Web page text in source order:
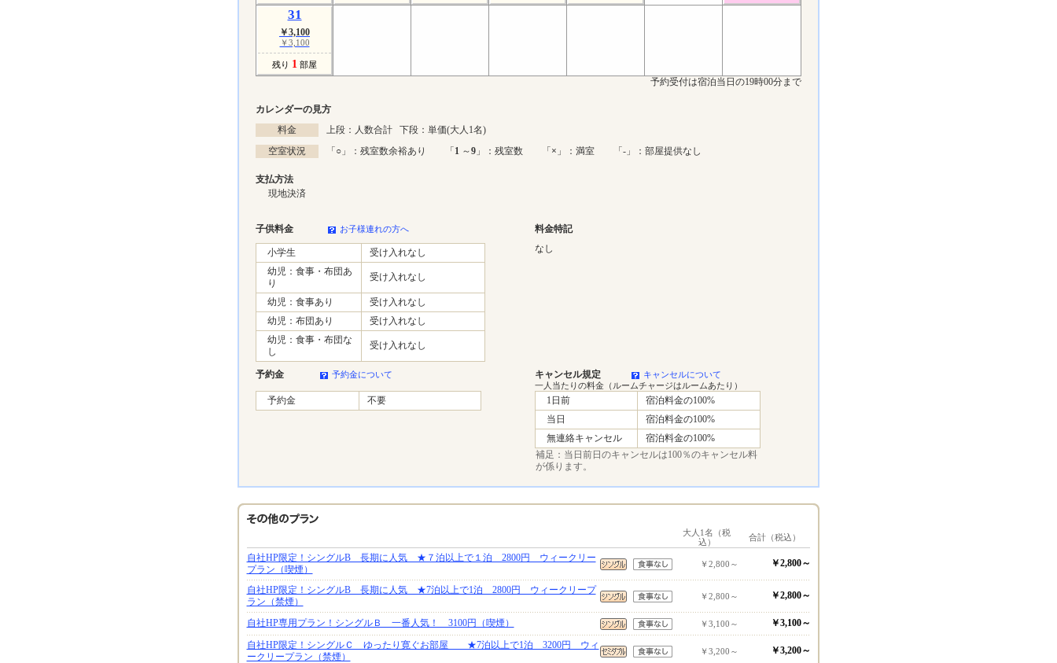
31
￥3,100
￥3,100
残り 1 部屋
予約受付は宿泊当日の19時00分まで
カレンダーの見方
料金
上段：人数合計 下段：単価(大人1名)
空室状況
「○ 」：残室数余裕あり 「1 ～9 」：残室数 「× 」：満室 「-」：部屋提供なし
支払方法
現地決済
子供料金 お子様連れの方へ 料金特記
小学生
受け入れなし
幼児：食事・布団あ
り
受け入れなし
幼児：食事あり
受け入れなし
幼児：布団あり
受け入れなし
幼児：食事・布団な
し
受け入れなし
なし
予約金 予約金について キャンセル規定
キャンセルについて
一人当たりの料金（ルームチャージはルームあたり）
予約金 不要 1日前
宿泊料金の100%
当日
宿泊料金の100%
無連絡キャンセル
宿泊料金の100%
補足：当日前日のキャンセルは100％のキャンセル料
が係ります。
大人1名（税
込）
合計（税込）
自社HP限定！シングルB 長期に人気 ★７泊以上で１泊 2800円 ウィークリー
プラン（喫煙）
￥2,800～ ￥2,800～
自社HP限定！シングルB 長期に人気 ★7泊以上で1泊 2800円 ウィークリープ
ラン（禁煙）
￥2,800～ ￥2,800～
自社HP専用プラン！シングルＢ 一番人気！ 3100円（喫煙） ￥3,100～
￥3,100～
自社HP限定！シングルＣ ゆったり寛ぐお部屋 ★7泊以上で1泊 3200円 ウィ
ークリープラン（禁煙）
￥3,200～ ￥3,200～